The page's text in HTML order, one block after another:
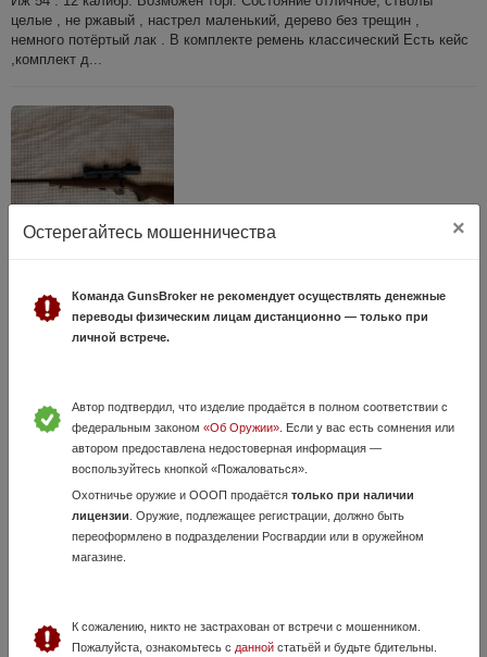
целые , не ржавый , настрел маленький, дерево без трещин ,
немного потёртый лак . В комплекте ремень классический Есть кейс
,комплект д...
8 Июля, в 14:57
80 000 руб.
Карабин для левши (ручка затвора расположена с левой стороны)/ В
комплекте с карабином м...
Остерегайтесь мошенничества ×
Команда GunsBroker не рекомендует осуществлять денежные
переводы физическим лицам дистанционно — только при
личной встрече.
Автор подтвердил, что изделие продаётся в полном соответствии с
федеральным законом «Об Оружии». Если у вас есть сомнения или
автором предоставлена недостоверная информация —
воспользуйтесь кнопкой «Пожаловаться».
Охотничье оружие и ОООП продаётся только при наличии
лицензии . Оружие, подлежащее регистрации, должно быть
переоформлено в подразделении Росгвардии или в оружейном
магазине.
К сожалению, никто не застрахован от встречи с мошенником.
Пожалуйста, ознакомьтесь с даннойстатьёй и будьте бдительны.